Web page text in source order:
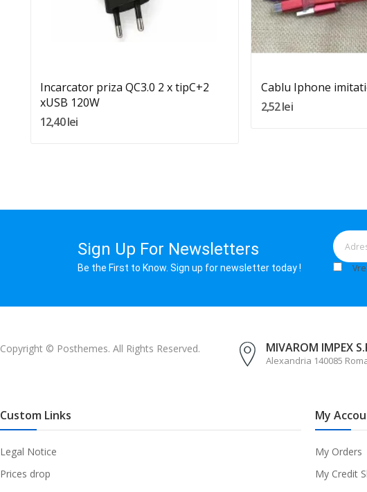
Quantity:
Adauga In Cos
Incarcator priza QC3.0 2 x tipC+2
xUSB 120W
12,40 lei
Quantity:
Adauga In
Cablu Iphone
2,52 lei
Sign Up For Newsletters
Be the First to Know. Sign up for newsletter today !
Copyright © Posthemes. All Rights Reserved. MIVAROM IMPEX
Alexandria 140085
Custom Links
Legal Notice
Prices drop
My
My Orders
My Credit